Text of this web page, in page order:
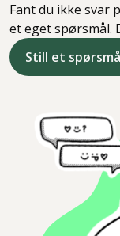
Fant du ikke svar
et eget spørsmål.
Still et